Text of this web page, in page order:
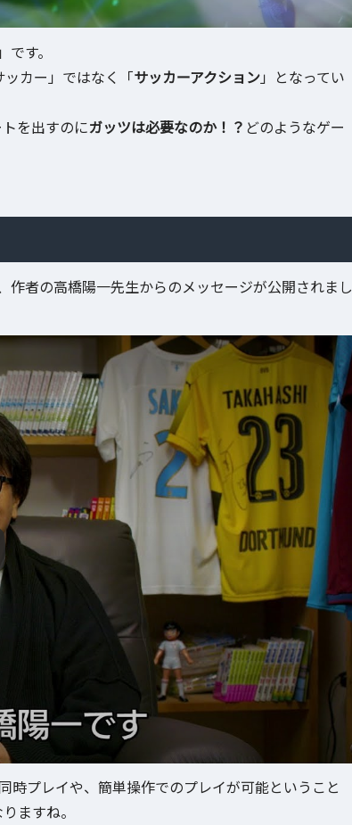
です。
カー」ではなく「サッカーアクション」となってい
を出すのにガッツは必要なのか！？ どのようなゲー
作者の高橋陽一先生からのメッセージが公開されまし
プレイや、簡単操作でのプレイが可能ということ
ますね。